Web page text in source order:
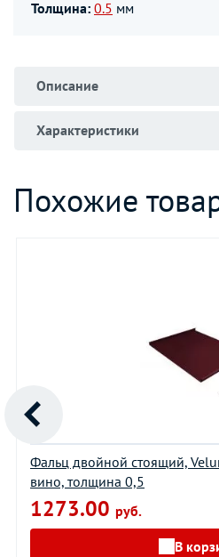
Толщина: 0.5 мм
Описание
Характеристики
Похожие
Фальц двойной стоящий,
вино, толщина 0,5
1273.00 руб.
В